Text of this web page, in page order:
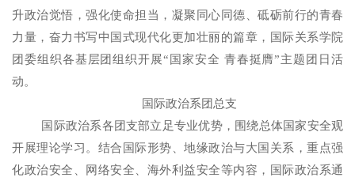
升政治觉悟，强化使命担当，凝聚同心同德、砥砺前行的青春
力量，奋力书写中国式现代化更加壮丽的篇章，国际关系学院
团委组织各基层团组织开展“国家安全 青春挺膺”主题团日活
动。
国际政治系团总支
国际政治系各团支部立足专业优势，围绕总体国家安全观
开展理论学习。结合国际形势、地缘政治与大国关系，重点强
化政治安全、网络安全、海外利益安全等内容，国际政治系通